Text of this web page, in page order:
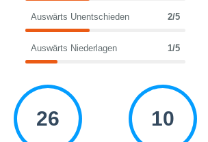
Auswärts Unentschieden 2/5
Auswärts Niederlagen 1/5
26 10